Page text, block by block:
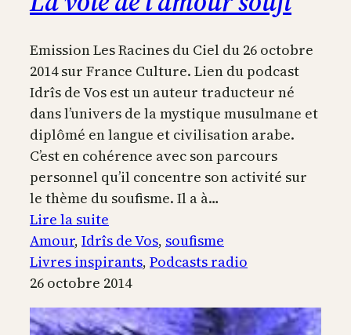
Emission Les Racines du Ciel du 26 octobre
2014 sur France Culture. Lien du podcast
Idrîs de Vos est un auteur traducteur né
dans l’univers de la mystique musulmane et
diplômé en langue et civilisation arabe.
C’est en cohérence avec son parcours
personnel qu’il concentre son activité sur
le thème du soufisme. Il a à…
Lire la suite
La
voie
de
l’amour
soufi
Amour, Idrîs de Vos, soufisme
Livres inspirants, Podcasts radio
26 octobre 2014